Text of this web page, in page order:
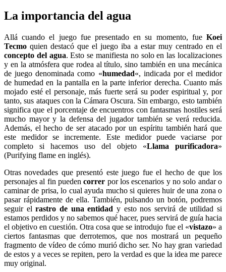
La importancia del agua
Allá cuando el juego fue presentado en su momento, fue Koei
Tecmo quien destacó que el juego iba a estar muy centrado en el
concepto del agua. Esto se manifiesta no solo en las localizaciones
y en la atmósfera que rodea al título, sino también en una mecánica
de juego denominada como «humedad«, indicada por el medidor
de humedad en la pantalla en la parte inferior derecha. Cuanto más
mojado esté el personaje, más fuerte será su poder espiritual y, por
tanto, sus ataques con la Cámara Oscura. Sin embargo, esto también
significa que el porcentaje de encuentros con fantasmas hostiles será
mucho mayor y la defensa del jugador también se verá reducida.
Además, el hecho de ser atacado por un espíritu también hará que
este medidor se incremente. Este medidor puede vaciarse por
completo si hacemos uso del objeto «Llama purificadora»
(Purifying flame en inglés).
Otras novedades que presentó este juego fue el hecho de que los
personajes al fin puedencorrer por los escenarios y no solo andar o
caminar de prisa, lo cual ayuda mucho si quieres huir de una zona o
pasar rápidamente de ella. También, pulsando un botón, podremos
seguir elrastro de una entidad y esto nos servirá de utilidad si
estamos perdidos y no sabemos qué hacer, pues servirá de guía hacia
el objetivo en cuestión. Otra cosa que se introdujo fue el «vistazo» a
ciertos fantasmas que derrotemos, que nos mostrará un pequeño
fragmento de vídeo de cómo murió dicho ser. No hay gran variedad
de estos y a veces se repiten, pero la verdad es que la idea me parece
muy original.